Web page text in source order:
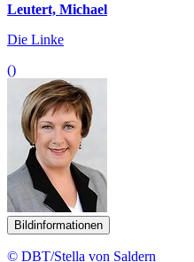
Leutert, Michael
Die Linke
()
Bildinformationen
© DBT/Stella von Saldern